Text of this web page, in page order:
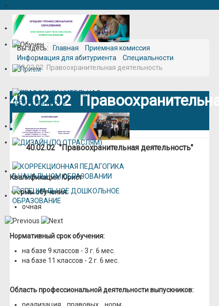
Вы здесь: Главная
Приемная комиссия
Информация для абитуриента
Специальности
40.02.02 Правоохранительная деятельность
40.02.02
деятельность
40.02.02 "Правоохранительная деятельность"
Квалификация: Юрист
Формы обучения:
очная
Нормативный срок обучения:
на базе 9 классов - 3 г. 6 мес.
на базе 11 классов - 2 г. 6 мес.
Область профессиональной деятельности выпускников: